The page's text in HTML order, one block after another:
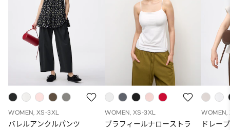
WOMEN, XS-3XL
バレルアンクルパンツ
WOMEN, XS-3XL
ブラフィールナローストラ
WOMEN,
ドレー